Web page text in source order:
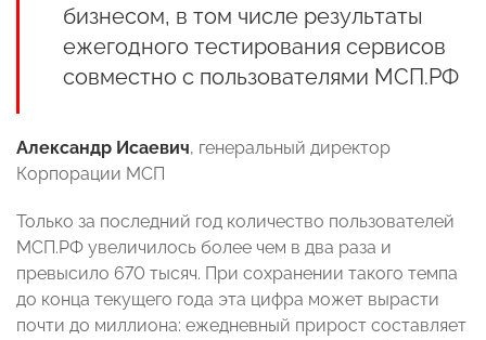
бизнесом, в том числе результаты
ежегодного тестирования сервисов
совместно с пользователями МСП.РФ
Александр Исаевич, генеральный директор
Корпорации МСП
Только за последний год количество пользователей
МСП.РФ увеличилось более чем в два раза и
превысило 670 тысяч. При сохранении такого темпа
до конца текущего года эта цифра может вырасти
почти до миллиона: ежедневный прирост составляет